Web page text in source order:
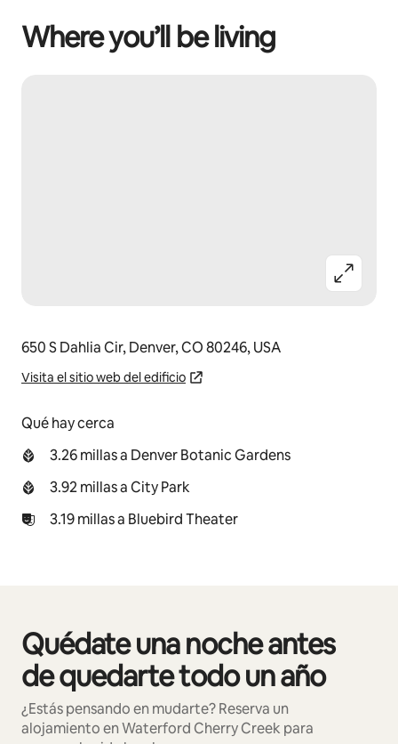
Where you’ll be living
650 S Dahlia Cir, Denver, CO 80246, USA
Visita el sitio web del edificio
Qué hay cerca
3.26 millas a Denver Botanic Gardens
3.92 millas a City Park
3.19 millas a Bluebird Theater
Quédate una noche antes
de quedarte todo un año
¿Estás pensando en mudarte? Reserva un
alojamiento en Waterford Cherry Creek para
Se muestran0 de 0 elementos